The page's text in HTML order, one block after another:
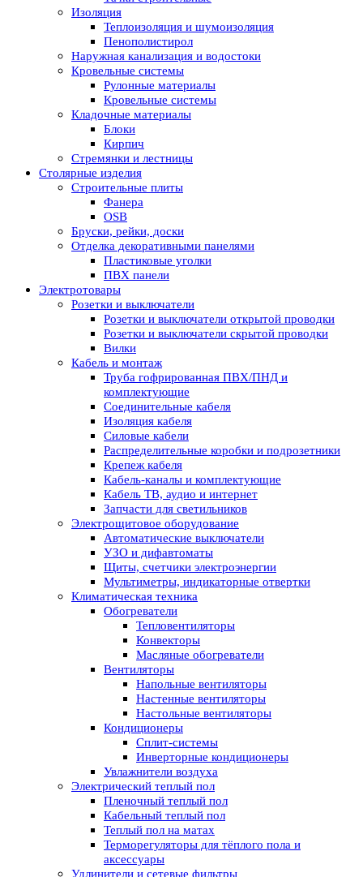
Изоляция
Теплоизоляция и шумоизоляция
Пенополистирол
Наружная канализация и водостоки
Кровельные системы
Рулонные материалы
Кровельные системы
Кладочные материалы
Блоки
Кирпич
Стремянки и лестницы
Столярные изделия
Строительные плиты
Фанера
OSB
Бруски, рейки, доски
Отделка декоративными панелями
Пластиковые уголки
ПВХ панели
Электротовары
Розетки и выключатели
Розетки и выключатели открытой проводки
Розетки и выключатели скрытой проводки
Вилки
Кабель и монтаж
Труба гофрированная ПВХ/ПНД и
комплектующие
Соединительные кабеля
Изоляция кабеля
Силовые кабели
Распределительные коробки и подрозетники
Крепеж кабеля
Кабель-каналы и комплектующие
Кабель ТВ, аудио и интернет
Запчасти для светильников
Электрощитовое оборудование
Автоматические выключатели
УЗО и дифавтоматы
Щиты, счетчики электроэнергии
Мультиметры, индикаторные отвертки
Климатическая техника
Обогреватели
Тепловентиляторы
Конвекторы
Масляные обогреватели
Вентиляторы
Напольные вентиляторы
Настенные вентиляторы
Настольные вентиляторы
Кондиционеры
Сплит-системы
Инверторные кондиционеры
Увлажнители воздуха
Электрический теплый пол
Пленочный теплый пол
Кабельный теплый пол
Теплый пол на матах
Терморегуляторы для тёплого пола и
аксессуары
Удлинители и сетевые фильтры